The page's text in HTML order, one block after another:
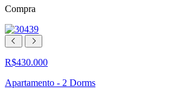
Compra
R$430.000
Apartamento - 2 Dorms